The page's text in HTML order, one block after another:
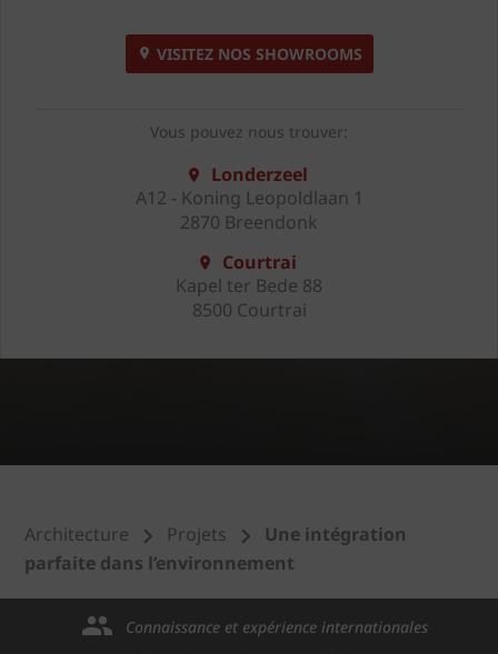
VISITEZ NOS SHOWROOMS
Vous pouvez nous trouver:
Londerzeel
A12 - Koning Leopoldlaan 1
2870 Breendonk
Courtrai
Kapel ter Bede 88
8500 Courtrai
Architecture Projets
Une intégration
parfaite dans l’environnement
Connaissance et expérience internationales